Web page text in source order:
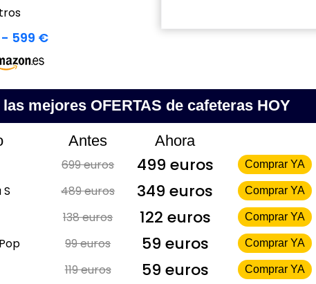
- 599 €
mejores OFERTAS de cafeteras HOY
Antes Ahora
699 euros 499 euros Comprar YA
489 euros 349 euros Comprar YA
138 euros 122 euros Comprar YA
99 euros 59 euros Comprar YA
119 euros 59 euros Comprar YA